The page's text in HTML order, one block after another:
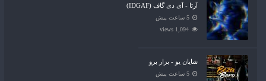
آرتا - آی دی گاف (IDGAF)
5 ساعت پیش
1,094 views
شایان یو - بزار برو
5 ساعت پیش